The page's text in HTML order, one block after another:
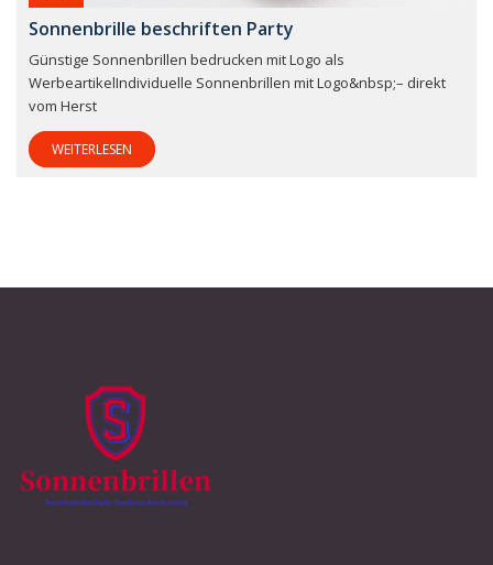
Sonnenbrille beschriften Party
Günstige Sonnenbrillen bedrucken mit Logo als
WerbeartikelIndividuelle Sonnenbrillen mit Logo&nbsp;– direkt
vom Herst
WEITERLESEN